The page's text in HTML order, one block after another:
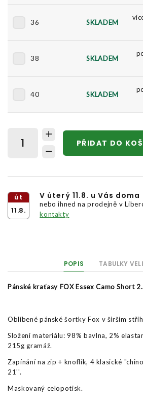
36 SKLADEM
38 SKLADEM
40 SKLADEM
PŘIDAT DO
út
11.8.
V úterý 11.8. u Vás doma
nebo ihned na prodejně v
kontakty
POPIS TABULKY
Pánské kraťasy FOX Essex Camo Short
Oblíbené pánské šortky Fox v širším
Složení materiálu: 98% bavlna, 2%
215g gramáž.
Zapínání na zip + knoflík, 4 klasické
21''.
Maskovaný celopotisk.